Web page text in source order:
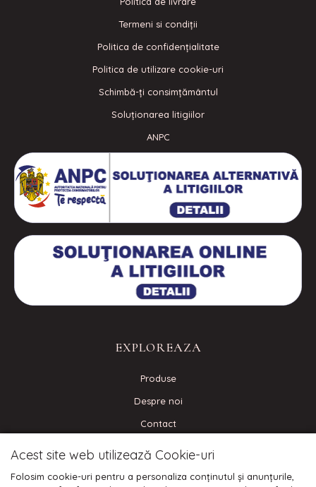
Termeni si condiţii
Politica de confidenţialitate
Politica de utilizare cookie-uri
Schimbă-ți consimțământul
Soluționarea litigiilor
ANPC
EXPLOREAZA
Produse
Despre noi
Contact
Acest site web utilizează Cookie-uri
Folosim cookie-uri pentru a personaliza conținutul și anunțurile,